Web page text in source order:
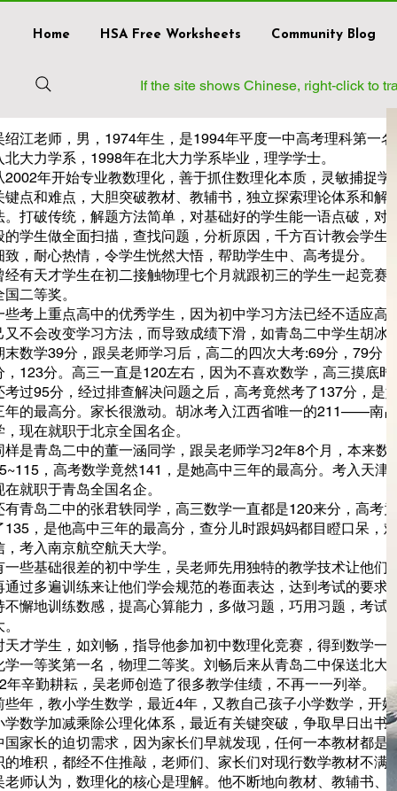
Home HSA Free Worksheets Community Blog
If the site shows Chinese, right‑click to
绍江老师，男，1974年生，是1994年平度一中高考理科第一
北大力学系，1998年在北大力学系毕业，理学学士。
2002年开始专业教数理化，善于抓住数理化本质，灵敏捕捉学
键点和难点，大胆突破教材、教辅书，独立探索理论体系和解
。打破传统，解题方法简单，对基础好的学生能一语点破，对
的学生做全面扫描，查找问题，分析原因，千方百计教会学生
致，耐心热情，令学生恍然大悟，帮助学生中、高考提分。
经有天才学生在初二接触物理七个月就跟初三的学生一起竞赛
国二等奖。
些考上重点高中的优秀学生，因为初中学习方法已经不适应高
又不会改变学习方法，而导致成绩下滑，如青岛二中学生胡冰
末数学39分，跟吴老师学习后，高二的四次大考:69分，79分
，123分。高三一直是120左右，因为不喜欢数学，高三摸底时
考过95分，经过排查解决问题之后，高考竟然考了137分，是
年的最高分。家长很激动。胡冰考入江西省唯一的211——南
，现在就职于北京全国名企。
样是青岛二中的董一涵同学，跟吴老师学习2年8个月，本来数
，高考数学竟然141，是她高中三年的最高分。考入天津
在就职于青岛全国名企。
有青岛二中的张君轶同学，高三数学一直都是120来分，高考
135，是他高中三年的最高分，查分儿时跟妈妈都目瞪口呆，
，考入南京航空航天大学。
一些基础很差的初中学生，吴老师先用独特的教学技术让他们
通过多遍训练来让他们学会规范的卷面表达，达到考试的要求
不懈地训练数感，提高心算能力，多做习题，巧用习题，考试
天才学生，如刘畅，指导他参加初中数理化竞赛，得到数学一
学一等奖第一名，物理二等奖。刘畅后来从青岛二中保送北大
年辛勤耕耘，吴老师创造了很多教学佳绩，不再一一列举。
些年，教小学生数学，最近4年，又教自己孩子小学数学，开
学数学加减乘除公理化体系，最近有关键突破，争取早日出书
国家长的迫切需求，因为家长们早就发现，任何一本教材都是
的堆积，都经不住推敲，老师们、家长们对现行数学教材不满
老师认为，数理化的核心是理解。他不断地向教材、教辅书、